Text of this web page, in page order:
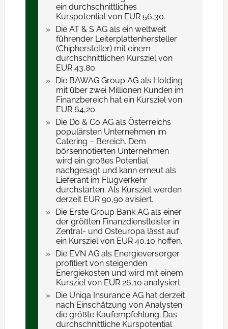
ein durchschnittliches
Kurspotential von EUR 56,30.
Die AT & S AG als ein weltweit
führender Leiterplattenhersteller
(Chiphersteller) mit einem
durchschnittlichen Kursziel von
EUR 43,80.
Die BAWAG Group AG als Holding
mit über zwei Millionen Kunden im
Finanzbereich hat ein Kursziel von
EUR 64,20.
Die Do & Co AG als Österreichs
populärsten Unternehmen im
Catering – Bereich. Dem
börsennotierten Unternehmen
wird ein großes Potential
nachgesagt und kann erneut als
Lieferant im Flugverkehr
durchstarten. Als Kursziel werden
derzeit EUR 90,90 avisiert.
Die Erste Group Bank AG als einer
der größten Finanzdienstleister in
Zentral- und Osteuropa lässt auf
ein Kursziel von EUR 40,10 hoffen.
Die EVN AG als Energieversorger
profitiert von steigenden
Energiekosten und wird mit einem
Kursziel von EUR 26,10 analysiert.
Die Uniqa Insurance AG hat derzeit
nach Einschätzung von Analysten
die größte Kaufempfehlung. Das
durchschnittliche Kurspotential